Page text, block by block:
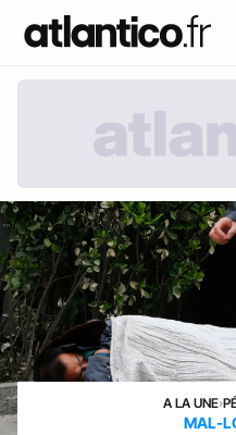
A LA UNE›
MAL-